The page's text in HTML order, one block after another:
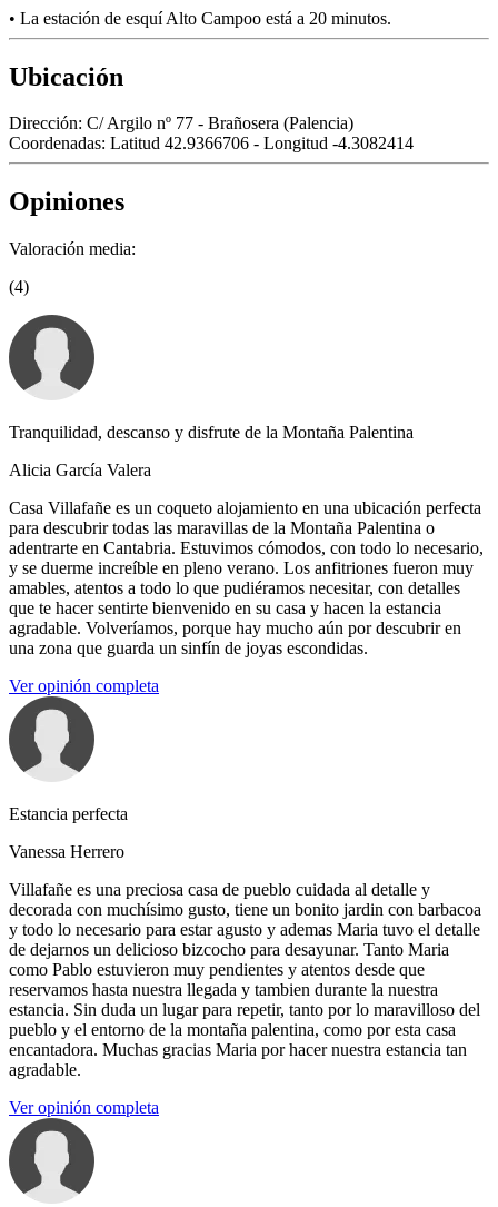
• La estación de esquí Alto Campoo está a 20 minutos.
Ubicación
Dirección: C/ Argilo nº 77 - Brañosera (Palencia)
Coordenadas: Latitud 42.9366706 - Longitud -4.3082414
Opiniones
Valoración media:
(4)
Tranquilidad, descanso y disfrute de la Montaña Palentina
Alicia García Valera
Casa Villafañe es un coqueto alojamiento en una ubicación perfecta
para descubrir todas las maravillas de la Montaña Palentina o
adentrarte en Cantabria. Estuvimos cómodos, con todo lo necesario,
y se duerme increíble en pleno verano. Los anfitriones fueron muy
amables, atentos a todo lo que pudiéramos necesitar, con detalles
que te hacer sentirte bienvenido en su casa y hacen la estancia
agradable. Volveríamos, porque hay mucho aún por descubrir en
una zona que guarda un sinfín de joyas escondidas.
Ver opinión completa
Estancia perfecta
Vanessa Herrero
Villafañe es una preciosa casa de pueblo cuidada al detalle y
decorada con muchísimo gusto, tiene un bonito jardin con barbacoa
y todo lo necesario para estar agusto y ademas Maria tuvo el detalle
de dejarnos un delicioso bizcocho para desayunar. Tanto Maria
como Pablo estuvieron muy pendientes y atentos desde que
reservamos hasta nuestra llegada y tambien durante la nuestra
estancia. Sin duda un lugar para repetir, tanto por lo maravilloso del
pueblo y el entorno de la montaña palentina, como por esta casa
encantadora. Muchas gracias Maria por hacer nuestra estancia tan
agradable.
Ver opinión completa